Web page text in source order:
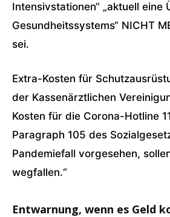
Intensivstationen“ „aktuell eine
Gesundheitssystems“ NICHT
sei.
Extra-Kosten für
der Kassenärztlichen
Kosten für die Corona-Hotline
Paragraph 105 des
Pandemiefall vorgesehen,
wegfallen.“
Entwarnung, wenn es Geld